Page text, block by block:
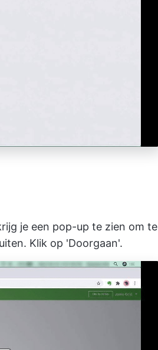
je een pop-up te zien om te
Klik op 'Doorgaan'.